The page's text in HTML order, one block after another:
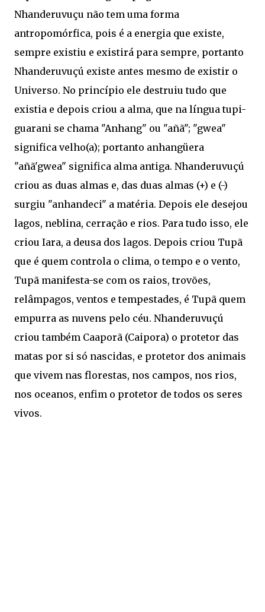
Nhanderuvuçu não tem uma forma
antropomórfica, pois é a energia que existe,
sempre existiu e existirá para sempre, portanto
Nhanderuvuçú existe antes mesmo de existir o
Universo. No princípio ele destruiu tudo que
existia e depois criou a alma, que na língua tupi-
guarani se chama "Anhang" ou "añã"; "gwea"
significa velho(a); portanto anhangüera
"añã'gwea" significa alma antiga. Nhanderuvuçú
criou as duas almas e, das duas almas (+) e (-)
surgiu "anhandeci" a matéria. Depois ele desejou
lagos, neblina, cerração e rios. Para tudo isso, ele
criou Iara, a deusa dos lagos. Depois criou Tupã
que é quem controla o clima, o tempo e o vento,
Tupã manifesta-se com os raios, trovões,
relâmpagos, ventos e tempestades, é Tupã quem
empurra as nuvens pelo céu. Nhanderuvuçú
criou também Caaporã (Caipora) o protetor das
matas por si só nascidas, e protetor dos animais
que vivem nas florestas, nos campos, nos rios,
nos oceanos, enfim o protetor de todos os seres
vivos.